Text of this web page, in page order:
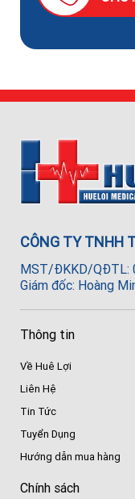
CÔNG TY TNHH
MST/ĐKKD/QĐTL:
Giám đốc: Hoàng
Thông tin
Về Huê Lợi
Liên Hệ
Tin Tức
Tuyển Dụng
Hướng dẫn mua hàng
Chính sách